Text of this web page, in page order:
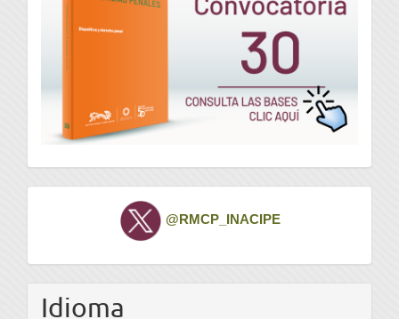
Twitter @RMCP_INACIPE
Idioma